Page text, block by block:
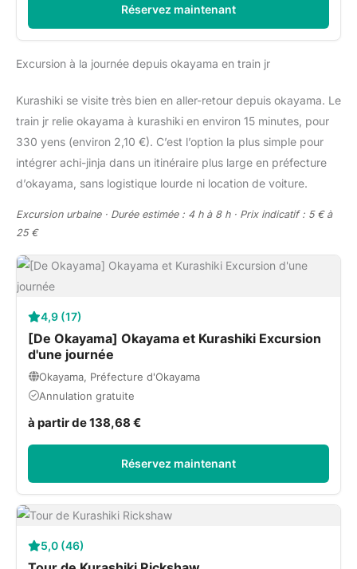
Réservez maintenant
Excursion à la journée depuis okayama en train jr
Kurashiki se visite très bien en aller-retour depuis okayama. Le
train jr relie okayama à kurashiki en environ 15 minutes, pour
330 yens (environ 2,10 €). C’est l’option la plus simple pour
intégrer achi-jinja dans un itinéraire plus large en préfecture
d’okayama, sans logistique lourde ni location de voiture.
Excursion urbaine · Durée estimée : 4 h à 8 h · Prix indicatif : 5 € à
25 €
4,9 (17)
[De Okayama] Okayama et Kurashiki Excursion
d'une journée
Okayama, Préfecture d'Okayama
Annulation gratuite
à partir de 138,68 €
Réservez maintenant
5,0 (46)